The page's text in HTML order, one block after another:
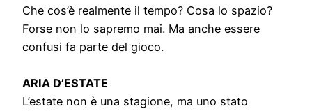
Che cos’è realmente il tempo? Cosa lo spazio?
Forse non lo sapremo mai. Ma anche essere
confusi fa parte del gioco.
ARIA D’ESTATE
L’estate non è una stagione, ma uno stato